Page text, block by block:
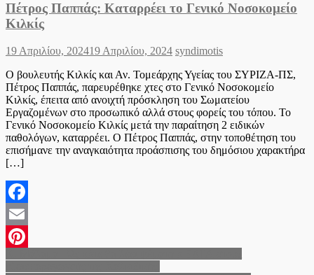
Πέτρος Παππάς: Καταρρέει το Γενικό Νοσοκομείο
Κιλκίς
Posted
19 Απριλίου, 202419 Απριλίου, 2024 Author
syndimotis
Ο βουλευτής Κιλκίς και Αν. Τομεάρχης Υγείας του ΣΥΡΙΖΑ-ΠΣ,
Πέτρος Παππάς, παρευρέθηκε χτες στο Γενικό Νοσοκομείο
Κιλκίς, έπειτα από ανοιχτή πρόσκληση του Σωματείου
Εργαζομένων στο προσωπικό αλλά στους φορείς του τόπου. Το
Γενικό Νοσοκομείο Κιλκίς μετά την παραίτηση 2 ειδικών
παθολόγων, καταρρέει. Ο Πέτρος Παππάς, στην τοποθέτηση του
επισήμανε την αναγκαιότητα προάσπισης του δημόσιου χαρακτήρα
[…]
Facebook
Email
Pinterest
Πλοήγηση